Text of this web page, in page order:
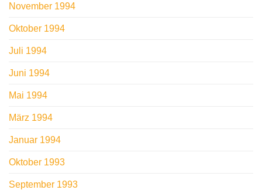
November 1994
Oktober 1994
Juli 1994
Juni 1994
Mai 1994
März 1994
Januar 1994
Oktober 1993
September 1993